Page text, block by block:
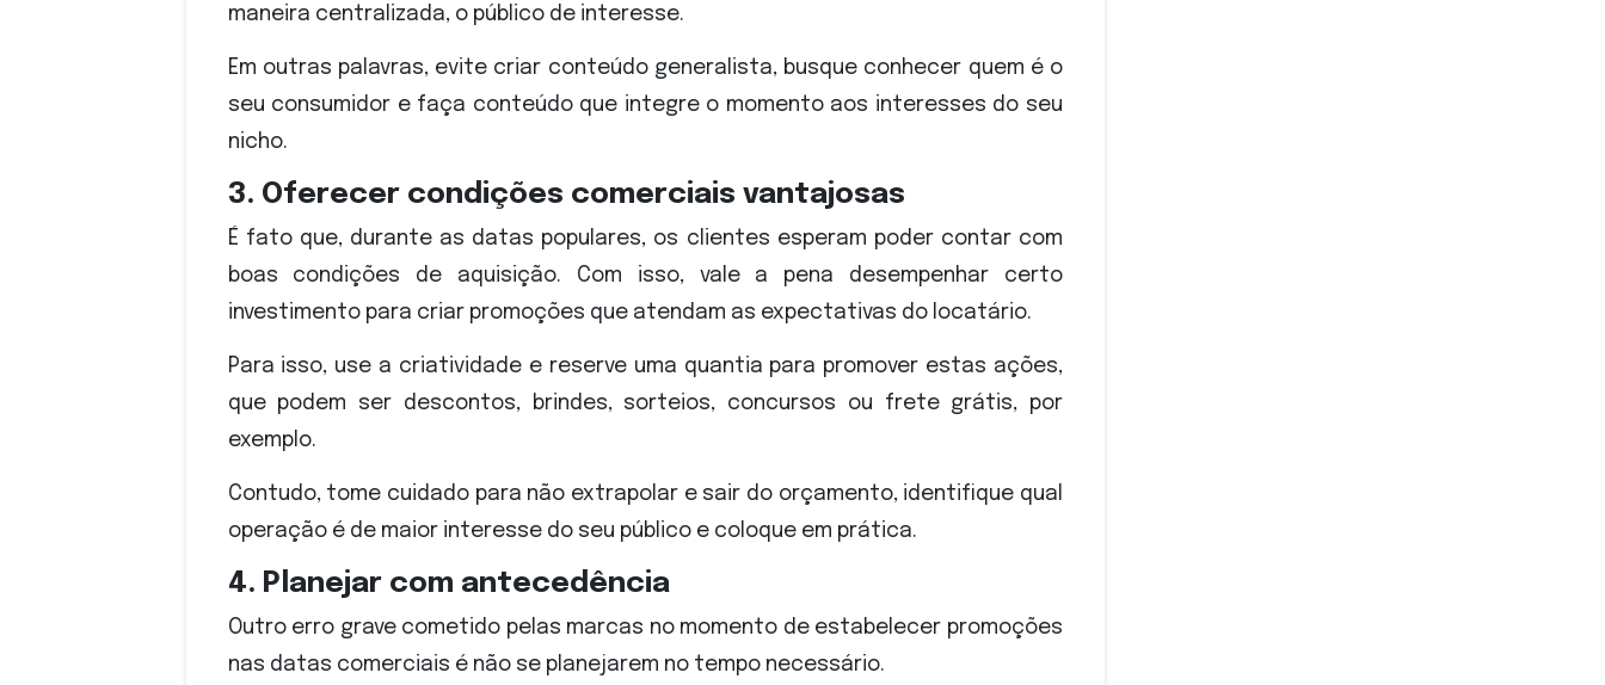
maneira centralizada, o público de interesse.
Em outras palavras, evite criar conteúdo generalista, busque conhecer quem é o
seu consumidor e faça conteúdo que integre o momento aos interesses do seu
nicho.
3. Oferecer condições comerciais vantajosas
É fato que, durante as datas populares, os clientes esperam poder contar com
boas condições de aquisição. Com isso, vale a pena desempenhar certo
investimento para criar promoções que atendam as expectativas do locatário.
Para isso, use a criatividade e reserve uma quantia para promover estas ações,
que podem ser descontos, brindes, sorteios, concursos ou frete grátis, por
exemplo.
Contudo, tome cuidado para não extrapolar e sair do orçamento, identifique qual
operação é de maior interesse do seu público e coloque em prática.
4. Planejar com antecedência
Outro erro grave cometido pelas marcas no momento de estabelecer promoções
nas datas comerciais é não se planejarem no tempo necessário.